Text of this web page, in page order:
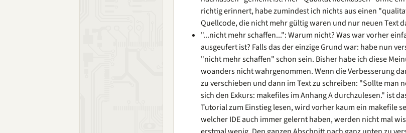
richtig erinnert, habe zumindest ich nichts aus einen
Quellcode, die nicht mehr gültig waren und nur neuen Text
"...nicht mehr schaffen...": Warum nicht? Was war vorher
ausgeufert ist? Falls das der einzige Grund war: habe nun
"nicht mehr schaffen" schon sein. Bisher habe ich diese
woanders nicht wahrgenommen. Wenn die Verbesserung
zu verschieben und dann im Text zu schreiben: "Sollte man
sich den Exkurs: makefiles im Anhang A durchzulesen." ist
Tutorial zum Einstieg lesen, wird vorher kaum ein makefile
welcher IDE auch immer gelernt haben, werden nicht mal